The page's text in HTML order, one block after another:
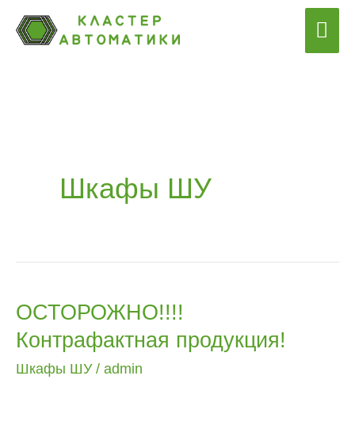
Перейти
Шкафы ШУ
ОСТОРОЖНО!!!!
Контрафактная продукция!
Шкафы ШУ/ admin
ОСТОРОЖНО!!!!
Контрафактная
продукция!